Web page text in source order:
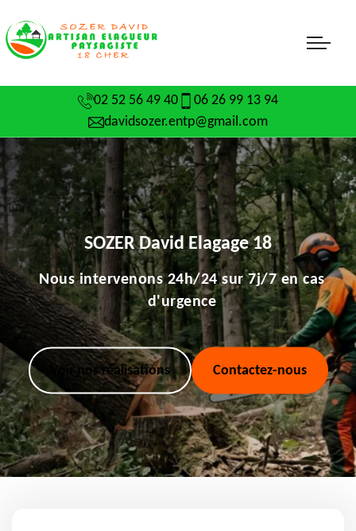
02 52 56 49 40
06 26 99 13 94
davidsozer.entp@gmail.com
SOZER David Elagage 18
Nous intervenons 24h/24 sur 7j/7 en cas
d'urgence
Voir nos réalisations Contactez-nous